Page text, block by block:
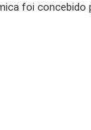
foi